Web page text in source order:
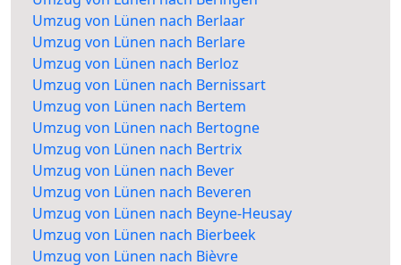
Umzug von Lünen nach Berlaar
Umzug von Lünen nach Berlare
Umzug von Lünen nach Berloz
Umzug von Lünen nach Bernissart
Umzug von Lünen nach Bertem
Umzug von Lünen nach Bertogne
Umzug von Lünen nach Bertrix
Umzug von Lünen nach Bever
Umzug von Lünen nach Beveren
Umzug von Lünen nach Beyne-Heusay
Umzug von Lünen nach Bierbeek
Umzug von Lünen nach Bièvre